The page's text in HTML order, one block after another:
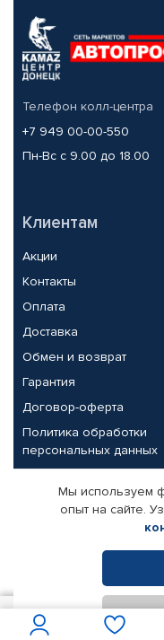
Телефон колл-центра
+7 949 00-00-550
Пн-Вс с 9.00 до 18.00
Клиентам
Акции
Контакты
Оплата
Доставка
Обмен и возврат
Гарантия
Договор-оферта
Политика обработки
персональных данных
Партнерам
Корпоративным
Поставщикам
© КАМАЗ ЦЕНТР ДОНЕЦК,
Интернет-магазин
Мы используем
опыт на сайте.